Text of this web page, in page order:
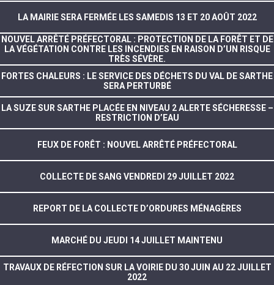
LA MAIRIE SERA FERMÉE LES SAMEDIS 13 ET 20 AOÛT 2022
NOUVEL ARRÊTÉ PRÉFECTORAL : PROTECTION DE LA FORÊT ET DE
LA VÉGÉTATION CONTRE LES INCENDIES EN RAISON D’UN RISQUE
TRÈS SÉVÈRE.
FORTES CHALEURS : LE SERVICE DES DÉCHETS DU VAL DE SARTHE
SERA PERTURBÉ
LA SUZE SUR SARTHE PLACÉE EN NIVEAU 2 ALERTE SÉCHERESSE –
RESTRICTION D’EAU
FEUX DE FORÊT : NOUVEL ARRÊTÉ PRÉFECTORAL
COLLECTE DE SANG VENDREDI 29 JUILLET 2022
REPORT DE LA COLLECTE D’ORDURES MÉNAGÈRES
MARCHÉ DU JEUDI 14 JUILLET MAINTENU
TRAVAUX DE RÉFECTION SUR LA VOIRIE DU 30 JUIN AU 22 JUILLET
2022